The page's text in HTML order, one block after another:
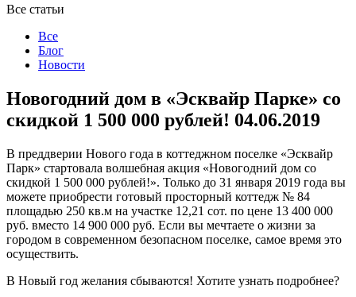
Все статьи
Все
Блог
Новости
Новогодний дом в «Эсквайр Парке» со
скидкой 1 500 000 рублей! 04.06.2019
В преддверии Нового года в коттеджном поселке «Эсквайр
Парк» стартовала волшебная акция «Новогодний дом со
скидкой 1 500 000 рублей!». Только до 31 января 2019 года вы
можете приобрести готовый просторный коттедж № 84
площадью 250 кв.м на участке 12,21 сот. по цене 13 400 000
руб. вместо 14 900 000 руб. Если вы мечтаете о жизни за
городом в современном безопасном поселке, самое время это
осуществить.
В Новый год желания сбываются! Хотите узнать подробнее?